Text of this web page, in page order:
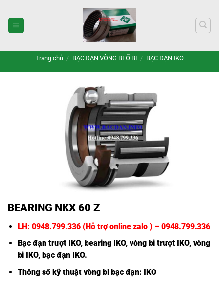
qua
nội
Trang chủ / BẠC ĐẠN VÒNG BI Ổ BI / BẠC ĐẠN IKO
BEARING NKX 60 Z
LH: 0948.799.336 (Hỗ trợ online zalo ) – 0948.799.336
Bạc đạn trượt IKO, bearing IKO, vòng bi trượt IKO, vòng
bi IKO, bạc đạn IKO.
Thông số kỹ thuật vòng bi bạc đạn: IKO